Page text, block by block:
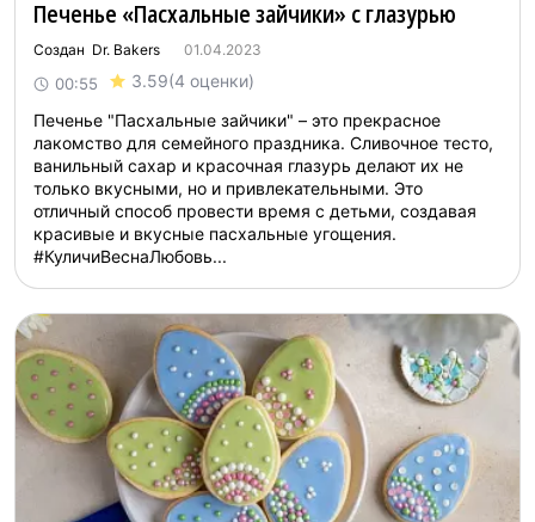
Печенье «Пасхальные зайчики» с глазурью
Создан Dr. Bakers 01.04.2023
00:55 3.59(4 оценки)
Печенье "Пасхальные зайчики" – это прекрасное
лакомство для семейного праздника. Сливочное тесто,
ванильный сахар и красочная глазурь делают их не
только вкусными, но и привлекательными. Это
отличный способ провести время с детьми, создавая
красивые и вкусные пасхальные угощения.
#КуличиВеснаЛюбовь...